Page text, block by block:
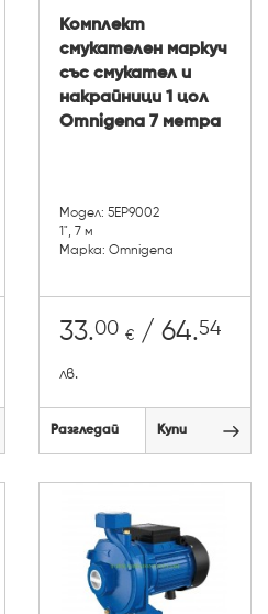
Комплект
смукателен маркуч
със смукател и
накрайници 1 цол
Omnigena 7 метра
Модел: 5EP9002
1", 7 м
Марка: Omnigena
33.00 € / 64.54
лв.
Разгледай Купи